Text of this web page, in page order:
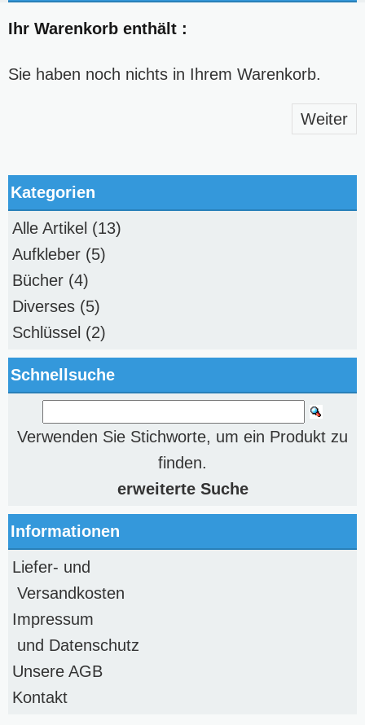
Ihr Warenkorb enthält :
Sie haben noch nichts in Ihrem Warenkorb.
Weiter
Kategorien
Alle Artikel (13)
Aufkleber (5)
Bücher (4)
Diverses (5)
Schlüssel (2)
Schnellsuche
Verwenden Sie Stichworte, um ein Produkt zu
finden.
erweiterte Suche
Informationen
Liefer- und
Versandkosten
Impressum
und Datenschutz
Unsere AGB
Kontakt